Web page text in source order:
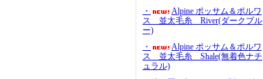
・
Alpine ポッサム＆ポルワ
ス 並太毛糸 River(ダークブル
ー)
・
Alpine ポッサム＆ポルワ
ス 並太毛糸 Shale(無着色ナチ
ュラル)